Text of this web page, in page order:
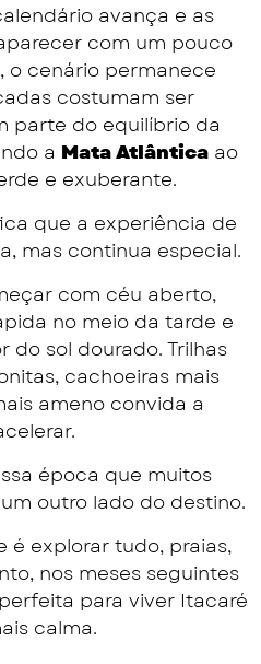
avança e as
com um pouco
o cenário permanece
costumam ser
parte do equilíbrio da
a Mata Atlântica ao
e exuberante.
que a experiência de
mas continua especial.
com céu aberto,
no meio da tarde e
sol dourado. Trilhas
cachoeiras mais
ameno convida a
época que muitos
outro lado do destino.
é explorar tudo, praias,
nos meses seguintes
para viver Itacaré
calma.